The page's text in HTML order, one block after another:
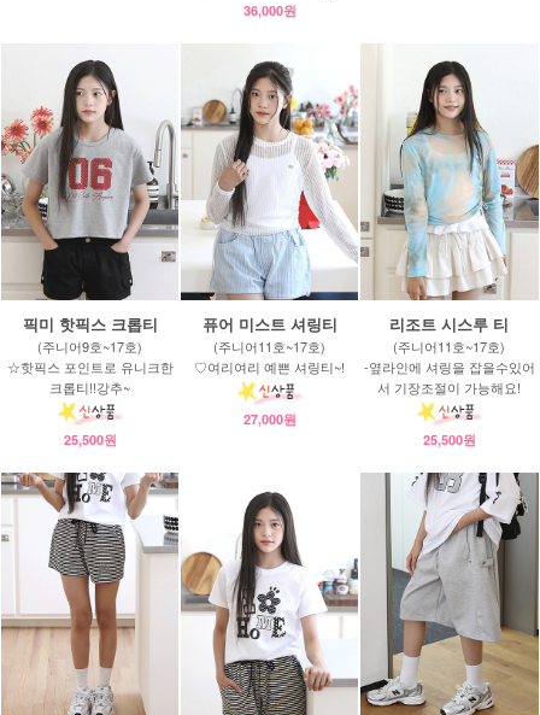
36,000원
픽미 핫픽스 크롭티
(주니어9호~17호)
☆핫픽스 포인트로 유니크한
크롭티!!강추~
25,500원
퓨어 미스트 셔링티
(주니어11호~17호)
♡여리여리 예쁜 셔링티~!
27,000원
리조트 시스루 티
(주니어11호~17호)
-옆라인에 셔링을 잡을수있어
서 기장조절이 가능해요!
25,500원